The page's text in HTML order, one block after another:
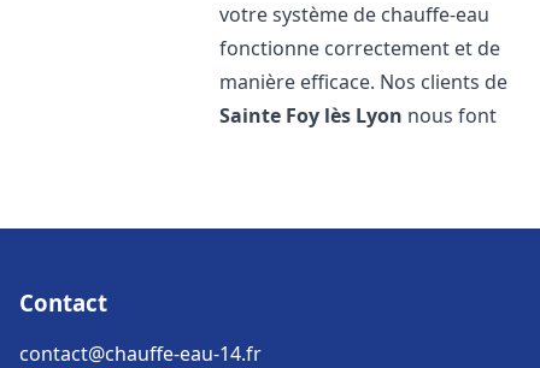
votre système de chauffe-eau
fonctionne correctement et de
manière efficace. Nos clients de
Sainte Foy lès Lyon nous font
Contact
contact@chauffe-eau-14.fr